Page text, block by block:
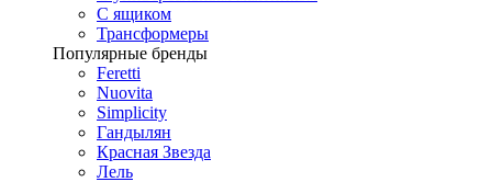
С ящиком
Трансформеры
Популярные бренды
Feretti
Nuovita
Simplicity
Гандылян
Красная Звезда
Лель